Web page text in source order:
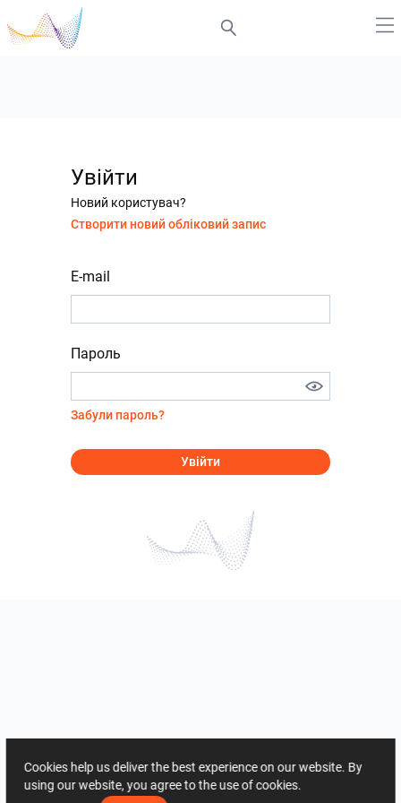
Увійти
Новий користувач?
Створити новий обліковий запис
E-mail
Пароль
Забули пароль?
Увійти
Cookies help us deliver the best experience on our website. By
using our website, you agree to the use of cookies.